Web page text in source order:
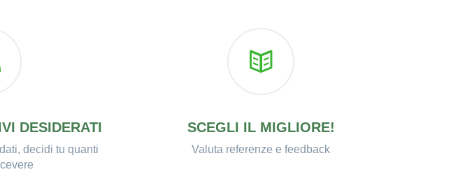
DESIDERATI
decidi tu quanti
SCEGLI IL MIGLIORE!
Valuta referenze e feedback